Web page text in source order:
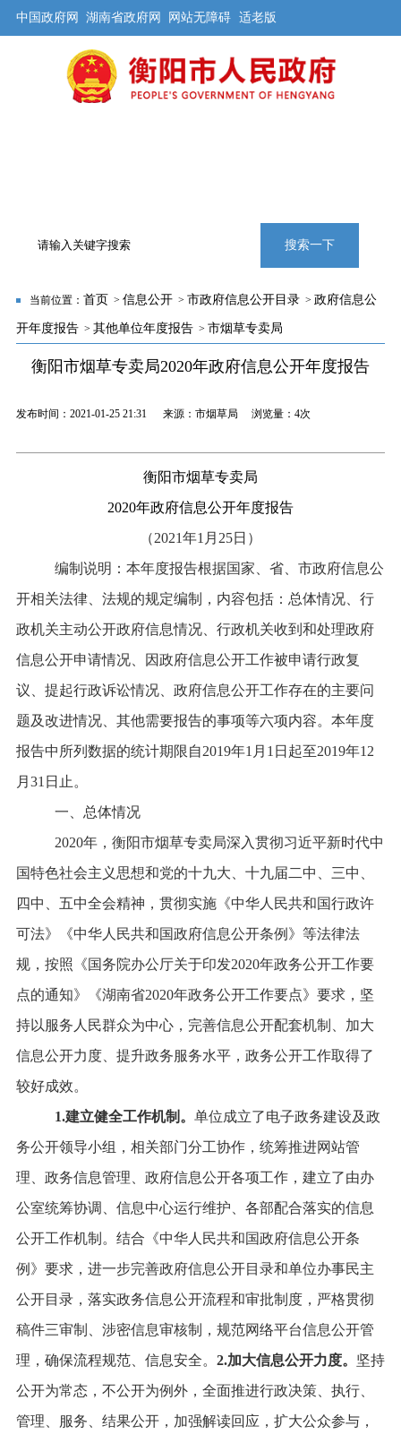
中国政府网 湖南省政府网 网站无障碍 适老版
搜索一下
当前位置： 首页 > 信息公开> 市政府信息公开目录> 政府信息公
开年度报告> 其他单位年度报告> 市烟草专卖局
衡阳市烟草专卖局2020年政府信息公开年度报告
发布时间：2021-01-25 21:31 来源：市烟草局 浏览量： 4次
衡阳市烟草专卖局
2020年政府信息公开年度报告
（2021年1月25日）
编制说明：本年度报告根据国家、省、市政府信息公
开相关法律、法规的规定编制，内容包括：总体情况、行
政机关主动公开政府信息情况、行政机关收到和处理政府
信息公开申请情况、因政府信息公开工作被申请行政复
议、提起行政诉讼情况、政府信息公开工作存在的主要问
题及改进情况、其他需要报告的事项等六项内容。本年度
报告中所列数据的统计期限自2019年1月1日起至2019年12
月31日止。
一、总体情况
2020年，衡阳市烟草专卖局深入贯彻习近平新时代中
国特色社会主义思想和党的十九大、十九届二中、三中、
四中、五中全会精神，贯彻实施《中华人民共和国行政许
可法》《中华人民共和国政府信息公开条例》等法律法
规，按照《国务院办公厅关于印发2020年政务公开工作要
点的通知》《湖南省2020年政务公开工作要点》要求，坚
持以服务人民群众为中心，完善信息公开配套机制、加大
信息公开力度、提升政务服务水平，政务公开工作取得了
较好成效。
1.建立健全工作机制。 单位成立了电子政务建设及政
务公开领导小组，相关部门分工协作，统筹推进网站管
理、政务信息管理、政府信息公开各项工作，建立了由办
公室统筹协调、信息中心运行维护、各部配合落实的信息
公开工作机制。结合《中华人民共和国政府信息公开条
例》要求，进一步完善政府信息公开目录和单位办事民主
公开目录，落实政务信息公开流程和审批制度，严格贯彻
稿件三审制、涉密信息审核制，规范网络平台信息公开管
理，确保流程规范、信息安全。 2.加大信息公开力度。 坚持
公开为常态，不公开为例外，全面推进行政决策、执行、
管理、服务、结果公开，加强解读回应，扩大公众参与，